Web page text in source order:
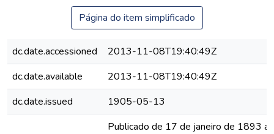
Página do item simplificado
dc.date.accessioned
2013-11-08T19:40:49Z
dc.date.available
2013-11-08T19:40:49Z
dc.date.issued
1905-05-13
Publicado de 17 de janeiro de 1893 a